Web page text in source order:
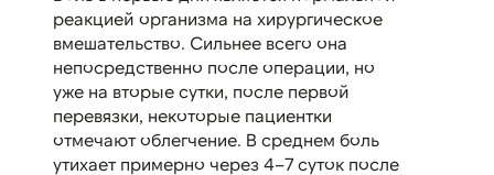
реакцией организма на хирургическое
вмешательство. Сильнее всего она
непосредственно после операции, но
уже на вторые сутки, после первой
перевязки, некоторые пациентки
отмечают облегчение. В среднем боль
утихает примерно через 4–7 суток после